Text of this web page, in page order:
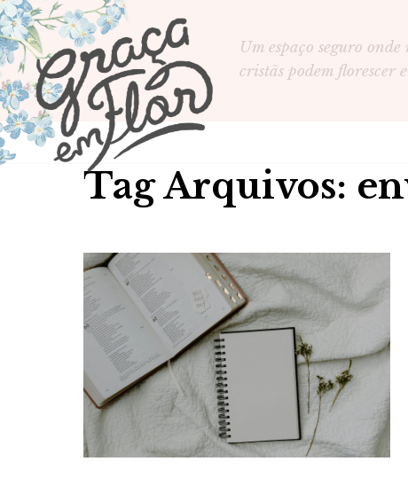
Um espaço seguro onde
cristãs podem florescer
Tag Arquivos: